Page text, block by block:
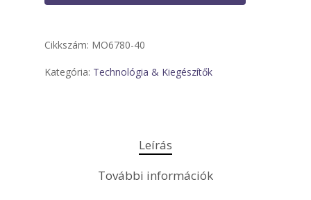
Cikkszám: MO6780-40
Kategória: Technológia & Kiegészítők
Leírás
További információk